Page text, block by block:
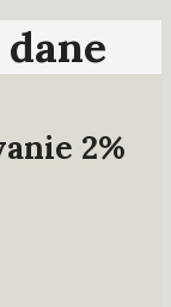
2%